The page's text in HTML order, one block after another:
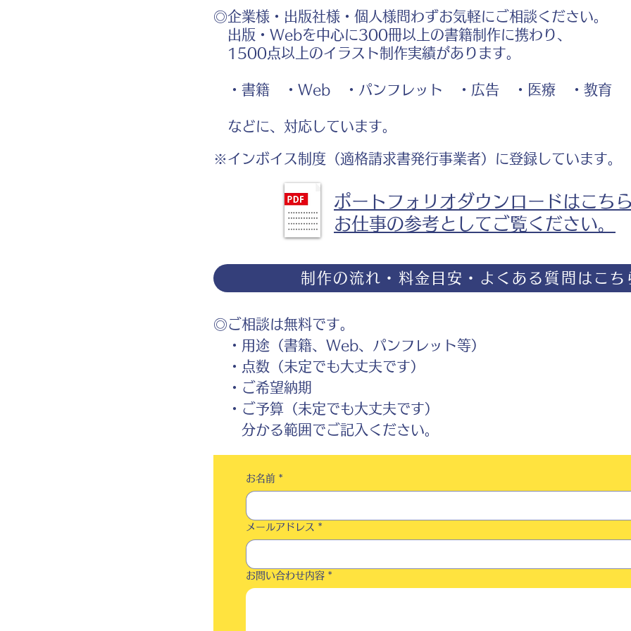
◎企業様・出版社様・個人様問わずお気軽にご相談ください。
出版・Webを中心に300冊以上の書籍制作に携わり、
1500点以上のイラスト制作実績があります。
・書籍 ・Web ・パンフレット ・広告 ・医療 ・教育
などに、対応しています。
※インボイス制度（適格請求書発行事業者）に登録しています。
ポートフォリオダウンロードはこち
お仕事の参考としてご覧ください。
制作の流れ・料金目安・よくある質問はこち
◎ご相談は無料です。
・用途（書籍、Web、パンフレット等）
・点数（未定でも大丈夫です）
・ご希望納期
・ご予算（未定でも大丈夫です）
分かる範囲でご記入ください。
お名前 *
メールアドレス *
お問い合わせ内容 *